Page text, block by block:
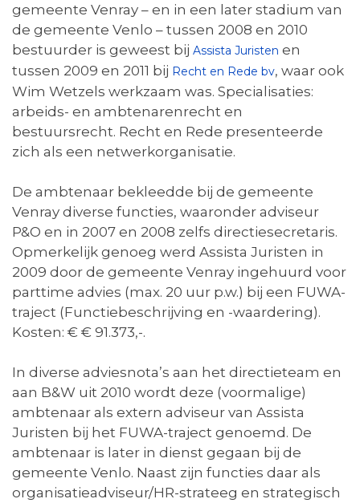
gemeente Venray – en in een later stadium van
de gemeente Venlo – tussen 2008 en 2010
bestuurder is geweest bij Assista Juristen en
tussen 2009 en 2011 bij Recht en Rede bv, waar ook
Wim Wetzels werkzaam was. Specialisaties:
arbeids- en ambtenarenrecht en
bestuursrecht. Recht en Rede presenteerde
zich als een netwerkorganisatie.
De ambtenaar bekleedde bij de gemeente
Venray diverse functies, waaronder adviseur
P&O en in 2007 en 2008 zelfs directiesecretaris.
Opmerkelijk genoeg werd Assista Juristen in
2009 door de gemeente Venray ingehuurd voor
parttime advies (max. 20 uur p.w.) bij een FUWA-
traject (Functiebeschrijving en -waardering).
Kosten: € € 91.373,-.
In diverse adviesnota’s aan het directieteam en
aan B&W uit 2010 wordt deze (voormalige)
ambtenaar als extern adviseur van Assista
Juristen bij het FUWA-traject genoemd. De
ambtenaar is later in dienst gegaan bij de
gemeente Venlo. Naast zijn functies daar als
organisatieadviseur/HR-strateeg en strategisch